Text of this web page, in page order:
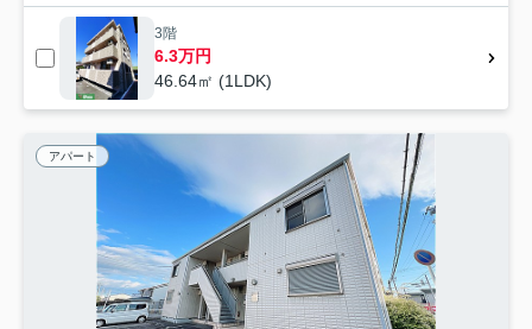
3階
6.3万円
46.64㎡ (1LDK)
アパート